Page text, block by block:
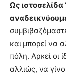
Ως
και μπορεί να
πόλη. Αρκεί οι
αλλιώς, να